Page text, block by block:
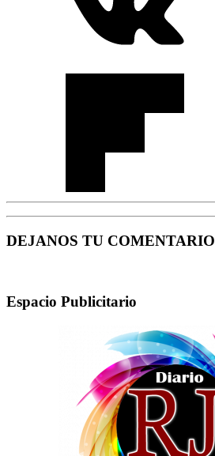
DEJANOS TU COMENTARIO
Espacio Publicitario